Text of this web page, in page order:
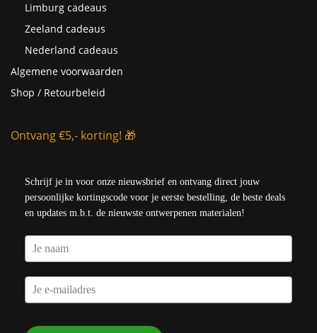
Limburg cadeaus
Zeeland cadeaus
Nederland cadeaus
Algemene voorwaarden
Shop / Retourbeleid
Ontvang €5,- korting! 🎁
Schrijf je in voor onze nieuwsbrief en ontvang direct jouw
persoonlijke kortingscode voor je eerste bestelling, de beste deals
en updates m.b.t. de nieuwste ontwerpenen materialen!